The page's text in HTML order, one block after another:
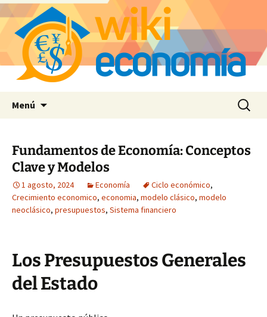
Menú Buscar:
Fundamentos de Economía: Conceptos
Clave y Modelos
1 agosto, 2024 Economía Ciclo económico,
Crecimiento economico, economia, modelo clásico, modelo
neoclásico, presupuestos, Sistema financiero
Los Presupuestos Generales
del Estado